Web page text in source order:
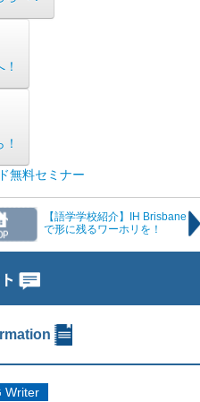
無料セミナー
【語学学校紹介】IH Brisbane
で形に残るワーホリを！
Writer